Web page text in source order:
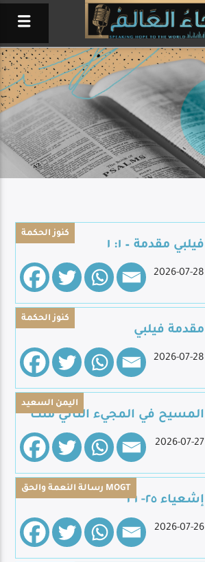
برنامج لي رجاء
فريق ألحان الرجاء
Live Broadcast
كنوز الحكمة
فيلبي مقدمة – ١: ١
2026-07-28
كنوز الحكمة
مقدمة فيلبي
2026-07-28
اليمن السعيد
المسيح في المجيء الثاني ملك
2026-07-27
رسالة النعمة والحق MOGT
إشعياء ٢٥- ٢٦
2026-07-26